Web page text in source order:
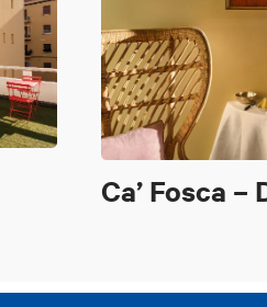
Ca’ Fosca –